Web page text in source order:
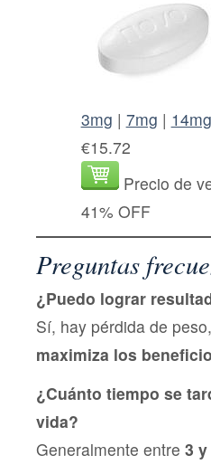
3mg | 7mg | 14mg
€15.72
Precio de
41% OFF
Preguntas
¿Puedo lograr
Sí, hay pérdida de
maximiza los
¿Cuánto tiempo se
vida?
Generalmente entre 3